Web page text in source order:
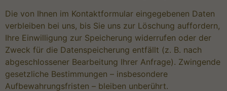
Die von Ihnen im Kontaktformular eingegebenen Daten
verbleiben bei uns, bis Sie uns zur Löschung auffordern,
Ihre Einwilligung zur Speicherung widerrufen oder der
Zweck für die Datenspeicherung entfällt (z. B. nach
abgeschlossener Bearbeitung Ihrer Anfrage). Zwingende
gesetzliche Bestimmungen – insbesondere
Aufbewahrungsfristen – bleiben unberührt.